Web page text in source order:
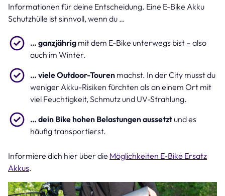
Informationen für deine Entscheidung. Eine E-Bike Akku
Schutzhülle ist sinnvoll, wenn du …
… ganzjährig mit dem E-Bike unterwegs bist – also
auch im Winter.
… viele Outdoor-Touren machst. In der City musst du
weniger Akku-Risiken fürchten als an einem Ort mit
viel Feuchtigkeit, Schmutz und UV-Strahlung.
… dein Bike hohen Belastungen aussetzt und es
häufig transportierst.
Informiere dich hier über die Möglichkeiten E-Bike Ersatz
Akkus.